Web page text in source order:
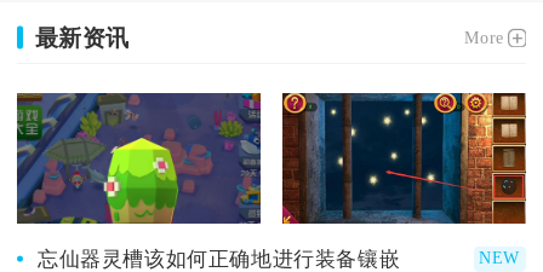
最新资讯 More
忘仙器灵槽该如何正确地进行装备镶嵌